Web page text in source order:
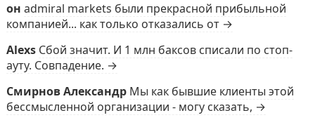
он admiral markets были прекрасной прибыльной
компанией... как только отказались от →
Alexs Сбой значит. И 1 млн баксов списали по стоп-
ауту. Совпадение. →
Смирнов Александр Мы как бывшие клиенты этой
бессмысленной организации - могу сказать, →